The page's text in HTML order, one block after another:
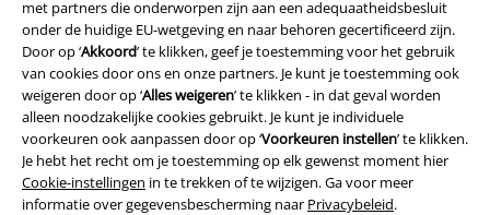
met partners die onderworpen zijn aan een adequaatheidsbesluit
onder de huidige EU-wetgeving en naar behoren gecertificeerd zijn.
Door op ‘Akkoord’ te klikken, geef je toestemming voor het gebruik
van cookies door ons en onze partners. Je kunt je toestemming ook
weigeren door op ‘Alles weigeren’ te klikken - in dat geval worden
alleen noodzakelijke cookies gebruikt. Je kunt je individuele
voorkeuren ook aanpassen door op ‘Voorkeuren instellen’ te klikken.
Je hebt het recht om je toestemming op elk gewenst moment hier
Cookie-instellingen in te trekken of te wijzigen. Ga voor meer
informatie over gegevensbescherming naar Privacybeleid.
Bedrijfsgegevens
Privacyverklaring
Verklaring van conformiteit
Informatie over toegankelijkheid